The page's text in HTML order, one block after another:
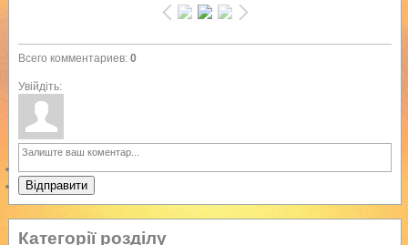
Всего комментариев: 0
Увійдіть:
Відправити
Категорії розділу